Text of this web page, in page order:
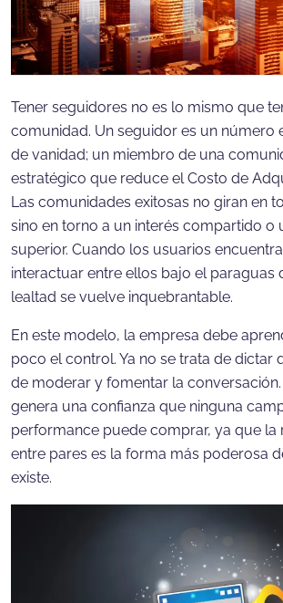
Tener seguidores no es lo mismo que
comunidad. Un seguidor es un número
de vanidad; un miembro de una
estratégico que reduce el Costo de
Las comunidades exitosas no giran en
sino en torno a un interés compartido o
superior. Cuando los usuarios
interactuar entre ellos bajo el paraguas
lealtad se vuelve inquebrantable.
En este modelo, la empresa debe
poco el control. Ya no se trata de dictar
de moderar y fomentar la
genera una confianza que ninguna
performance puede comprar, ya que la
entre pares es la forma más poderosa
existe.